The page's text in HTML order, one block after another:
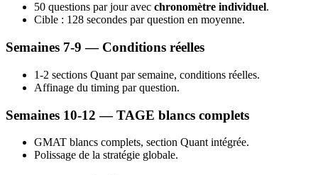
50 questions par jour avec chronomètre individuel.
Cible : 128 secondes par question en moyenne.
Semaines 7-9 — Conditions réelles
1-2 sections Quant par semaine, conditions réelles.
Affinage du timing par question.
Semaines 10-12 — TAGE blancs complets
GMAT blancs complets, section Quant intégrée.
Polissage de la stratégie globale.